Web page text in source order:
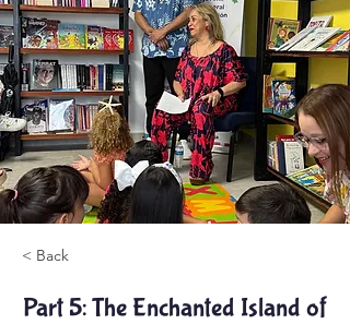
< Back
Part 5: The Enchanted Island of